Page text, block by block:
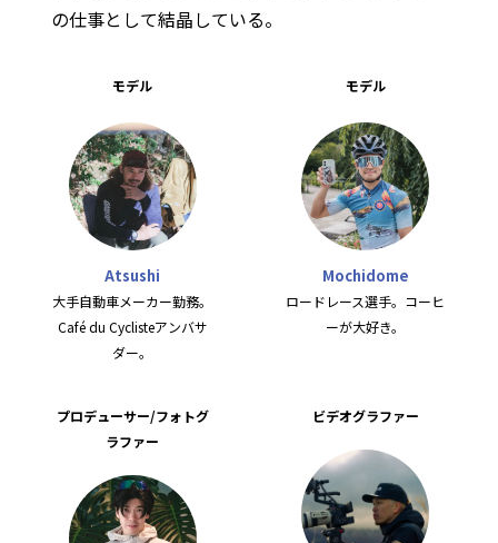
の仕事として結晶している。
モデル
Atsushi
大手自動車メーカー勤務。
Café du Cyclisteアンバサ
ダー。
モデル
Mochidome
ロードレース選手。コーヒ
ーが大好き。
プロデューサー/フォトグ
ラファー
ビデオグラファー